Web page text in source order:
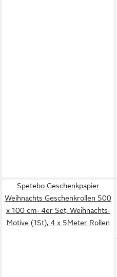
Spetebo Geschenkpapier
Weihnachts Geschenkrollen 500
x 100 cm- 4er Set, Weihnachts-
Motive (1St), 4 x 5Meter Rollen